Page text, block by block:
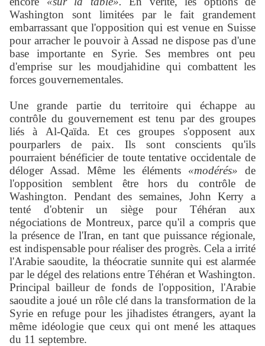
Washington sont limitées par le fait grandement
embarrassant que l'opposition qui est venue en Suisse
pour arracher le pouvoir à Assad ne dispose pas d'une
base importante en Syrie. Ses membres ont peu
d'emprise sur les moudjahidine qui combattent les
forces gouvernementales.
Une grande partie du territoire qui échappe au
contrôle du gouvernement est tenu par des groupes
liés à Al-Qaïda. Et ces groupes s'opposent aux
pourparlers de paix. Ils sont conscients qu'ils
pourraient bénéficier de toute tentative occidentale de
déloger Assad. Même les éléments «modérés» de
l'opposition semblent être hors du contrôle de
Washington. Pendant des semaines, John Kerry a
tenté d'obtenir un siège pour Téhéran aux
négociations de Montreux, parce qu'il a compris que
la présence de l'Iran, en tant que puissance régionale,
est indispensable pour réaliser des progrès. Cela a irrité
l'Arabie saoudite, la théocratie sunnite qui est alarmée
par le dégel des relations entre Téhéran et Washington.
Principal bailleur de fonds de l'opposition, l'Arabie
saoudite a joué un rôle clé dans la transformation de la
Syrie en refuge pour les jihadistes étrangers, ayant la
même idéologie que ceux qui ont mené les attaques
du 11 septembre.